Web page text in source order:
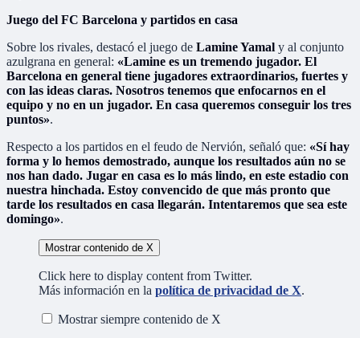
Juego del FC Barcelona y partidos en casa
Sobre los rivales, destacó el juego de Lamine Yamal y al conjunto
azulgrana en general: «Lamine es un tremendo jugador. El
Barcelona en general tiene jugadores extraordinarios, fuertes y
con las ideas claras. Nosotros tenemos que enfocarnos en el
equipo y no en un jugador. En casa queremos conseguir los tres
puntos».
Respecto a los partidos en el feudo de Nervión, señaló que: «Sí hay
forma y lo hemos demostrado, aunque los resultados aún no se
nos han dado. Jugar en casa es lo más lindo, en este estadio con
nuestra hinchada. Estoy convencido de que más pronto que
tarde los resultados en casa llegarán. Intentaremos que sea este
domingo».
Mostrar contenido de X
Click here to display content from Twitter.
Más información en la política de privacidad de X.
Mostrar siempre contenido de X